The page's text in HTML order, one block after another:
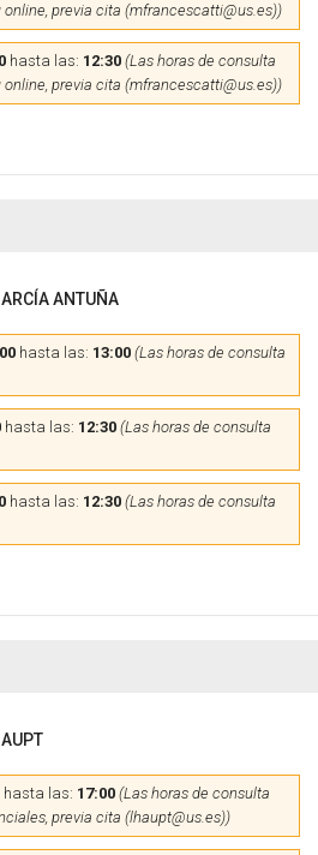
previa cita (mfrancescatti@us.es))
hasta las: 12:30 (Las horas de consulta
previa cita (mfrancescatti@us.es))
ANTUÑA
hasta las: 13:00 (Las horas de consulta
hasta las: 12:30 (Las horas de consulta
hasta las: 12:30 (Las horas de consulta
hasta las: 17:00 (Las horas de consulta
previa cita (lhaupt@us.es))